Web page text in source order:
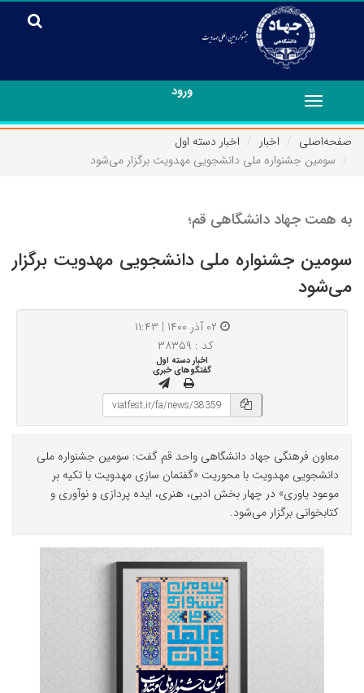
ورود
Toggle
navigation
صفحه‌اصلی
اخبار
اخبار دسته اول
سومین جشنواره ملی دانشجویی مهدویت برگزار می‌شود
به همت جهاد دانشگاهی قم؛
سومین جشنواره ملی دانشجویی مهدویت برگزار
می‌شود
کد : ۳۸۳۵۹
اخبار دسته اول
گفتگوهای خبری
معاون فرهنگی جهاد دانشگاهی واحد قم گفت: سومین جشنواره ملی
دانشجویی مهدویت با محوریت «گفتمان سازی مهدویت با تکیه بر
موعود یاوری» در چهار بخش ادبی، هنری، ایده پردازی و نوآوری و
کتابخوانی برگزار می‌شود.